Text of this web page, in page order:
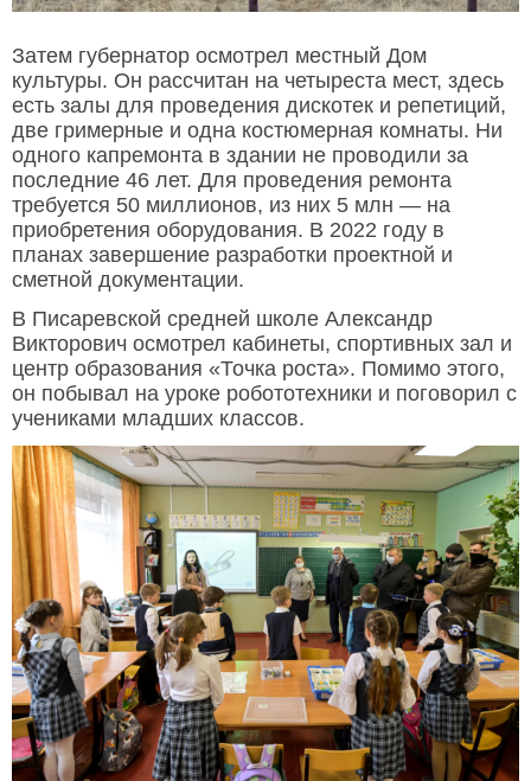
Затем губернатор осмотрел местный Дом
культуры. Он рассчитан на четыреста мест, здесь
есть залы для проведения дискотек и репетиций,
две гримерные и одна костюмерная комнаты. Ни
одного капремонта в здании не проводили за
последние 46 лет. Для проведения ремонта
требуется 50 миллионов, из них 5 млн — на
приобретения оборудования. В 2022 году в
планах завершение разработки проектной и
сметной документации.
В Писаревской средней школе Александр
Викторович осмотрел кабинеты, спортивных зал и
центр образования «Точка роста». Помимо этого,
он побывал на уроке робототехники и поговорил с
учениками младших классов.